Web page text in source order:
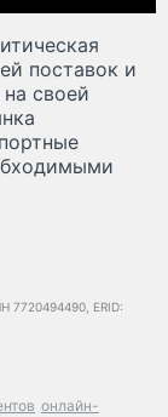
поставок и
своей
7720494490, ERID:
онлайн-